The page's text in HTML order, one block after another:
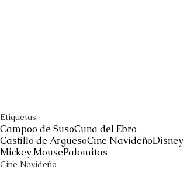
Etiquetas:
Campoo de SusoCuna del Ebro
Castillo de ArgüesoCine NavideñoDisney
Mickey MousePalomitas
Cine Navideño